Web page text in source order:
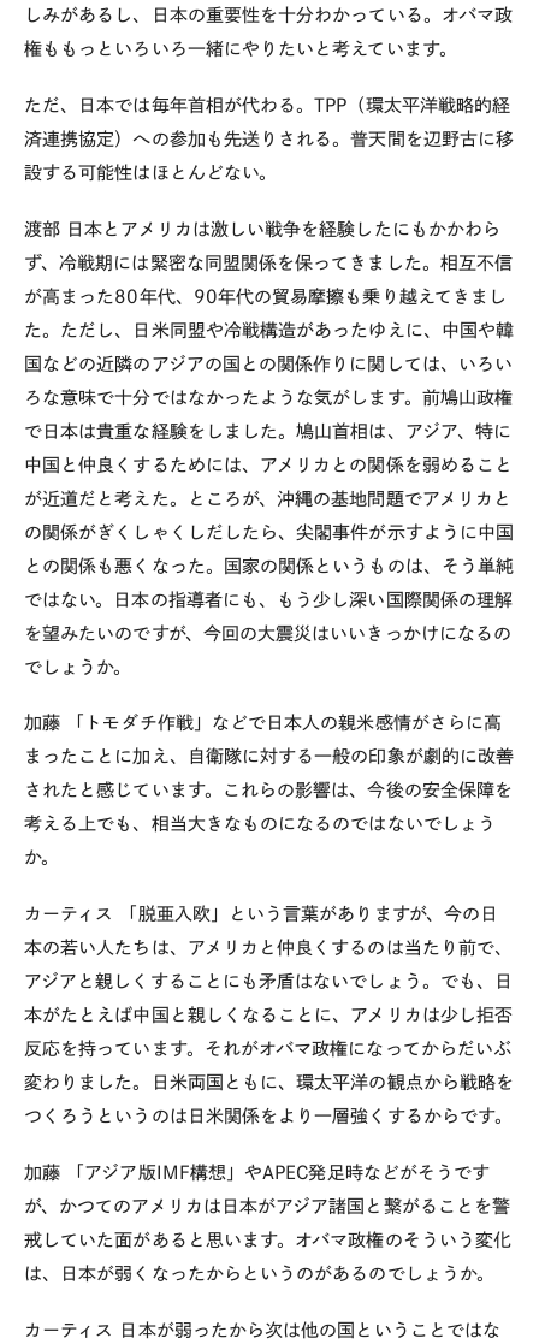
しみがあるし、日本の重要性を十分わかっている。オバマ政
権ももっといろいろ一緒にやりたいと考えています。
ただ、日本では毎年首相が代わる。TPP（環太平洋戦略的経
済連携協定）への参加も先送りされる。普天間を辺野古に移
設する可能性はほとんどない。
渡部 日本とアメリカは激しい戦争を経験したにもかかわら
ず、冷戦期には緊密な同盟関係を保ってきました。相互不信
が高まった80年代、90年代の貿易摩擦も乗り越えてきまし
た。ただし、日米同盟や冷戦構造があったゆえに、中国や韓
国などの近隣のアジアの国との関係作りに関しては、いろい
ろな意味で十分ではなかったような気がします。前鳩山政権
で日本は貴重な経験をしました。鳩山首相は、アジア、特に
中国と仲良くするためには、アメリカとの関係を弱めること
が近道だと考えた。ところが、沖縄の基地問題でアメリカと
の関係がぎくしゃくしだしたら、尖閣事件が示すように中国
との関係も悪くなった。国家の関係というものは、そう単純
ではない。日本の指導者にも、もう少し深い国際関係の理解
を望みたいのですが、今回の大震災はいいきっかけになるの
でしょうか。
加藤
「トモダチ作戦」などで日本人の親米感情がさらに高
まったことに加え、自衛隊に対する一般の印象が劇的に改善
されたと感じています。これらの影響は、今後の安全保障を
考える上でも、相当大きなものになるのではないでしょう
か。
カーティス
「脱亜入欧」という言葉がありますが、今の日
本の若い人たちは、アメリカと仲良くするのは当たり前で、
アジアと親しくすることにも矛盾はないでしょう。でも、日
本がたとえば中国と親しくなることに、アメリカは少し拒否
反応を持っています。それがオバマ政権になってからだいぶ
変わりました。日米両国ともに、環太平洋の観点から戦略を
つくろうというのは日米関係をより一層強くするからです。
加藤
「アジア版IMF構想」やAPEC発足時などがそうです
が、かつてのアメリカは日本がアジア諸国と繋がることを警
戒していた面があると思います。オバマ政権のそういう変化
は、日本が弱くなったからというのがあるのでしょうか。
カーティス
日本が弱ったから次は他の国ということではな